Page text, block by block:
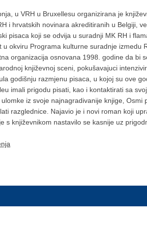
u VRH u Bruxellesu organizirana je
i hrvatskih novinara akreditiranih u Belgiji,
pisaca koji se odvija u suradnji MK RH i
u okviru Programa kulturne suradnje izmedu
organizacija osnovana 1998. godine da bi
književnoj sceni, pokušavajuci
godišnju razmjenu pisaca, u kojoj su ove
imali prigodu pisati, kao i kontaktirati sa
iz svoje najnagradivanije knjige,
razglednice. Najavio je i novi roman koji
s književnikom nastavilo se kasnije uz